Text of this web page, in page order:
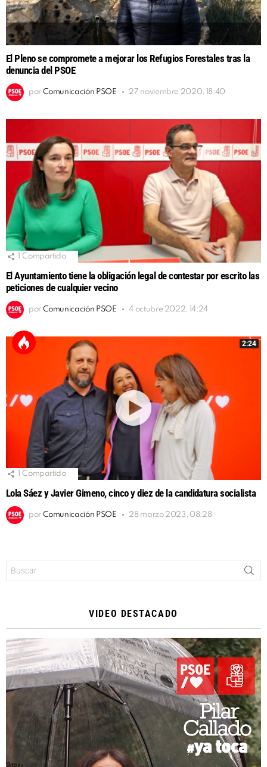
El Pleno se compromete a mejorar los Refugios Forestales tras la
denuncia del PSOE
por Comunicación PSOE 27 noviembre 2020, 18:40
Compartido
El Ayuntamiento tiene la obligación legal de contestar por escrito las
peticiones de cualquier vecino
por Comunicación PSOE 4 octubre 2022, 14:24
2:24
Compartido
Lola Sáez y Javier Gimeno, cinco y diez de la candidatura socialista
por Comunicación PSOE 28 marzo 2023, 08:28
VIDEO DESTACADO
Reproductor
de
vídeo